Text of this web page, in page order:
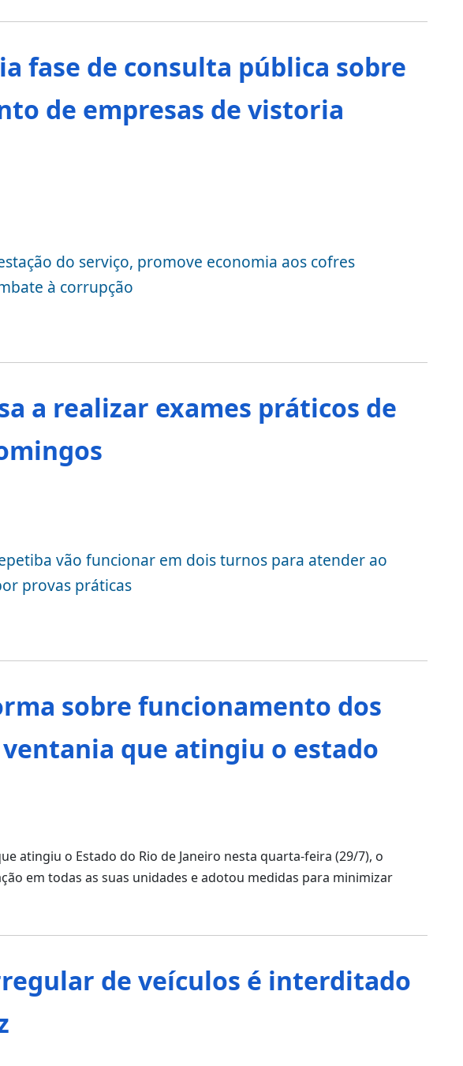
fase de consulta pública sobre
de empresas de vistoria
do serviço, promove economia aos cofres
à corrupção
a realizar exames práticos de
vão funcionar em dois turnos para atender ao
provas práticas
sobre funcionamento dos
que atingiu o estado
atingiu o Estado do Rio de Janeiro nesta quarta-feira (29/7), o
em todas as suas unidades e adotou medidas para minimizar
de veículos é interditado